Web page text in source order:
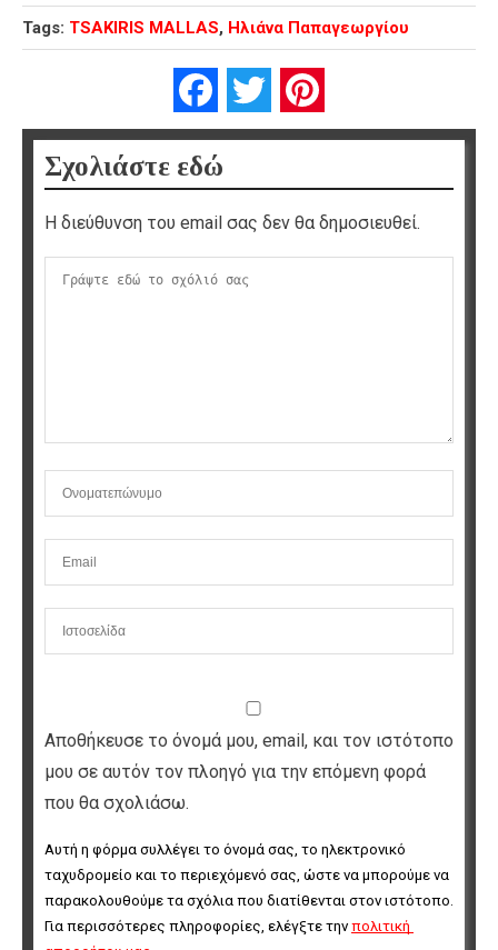
Tags: TSAKIRIS MALLAS, Ηλιάνα Παπαγεωργίου
FacebookTwitter
Σχολιάστε εδώ
Η διεύθυνση του email σας δεν θα δημοσιευθεί.
Αποθήκευσε το όνομά μου, email, και τον ιστότοπο
μου σε αυτόν τον πλοηγό για την επόμενη φορά
που θα σχολιάσω.
Αυτή η φόρμα συλλέγει το όνομά σας, το ηλεκτρονικό
ταχυδρομείο και το περιεχόμενό σας, ώστε να μπορούμε να
παρακολουθούμε τα σχόλια που διατίθενται στον ιστότοπο.
Για περισσότερες πληροφορίες, ελέγξτε την πολιτική